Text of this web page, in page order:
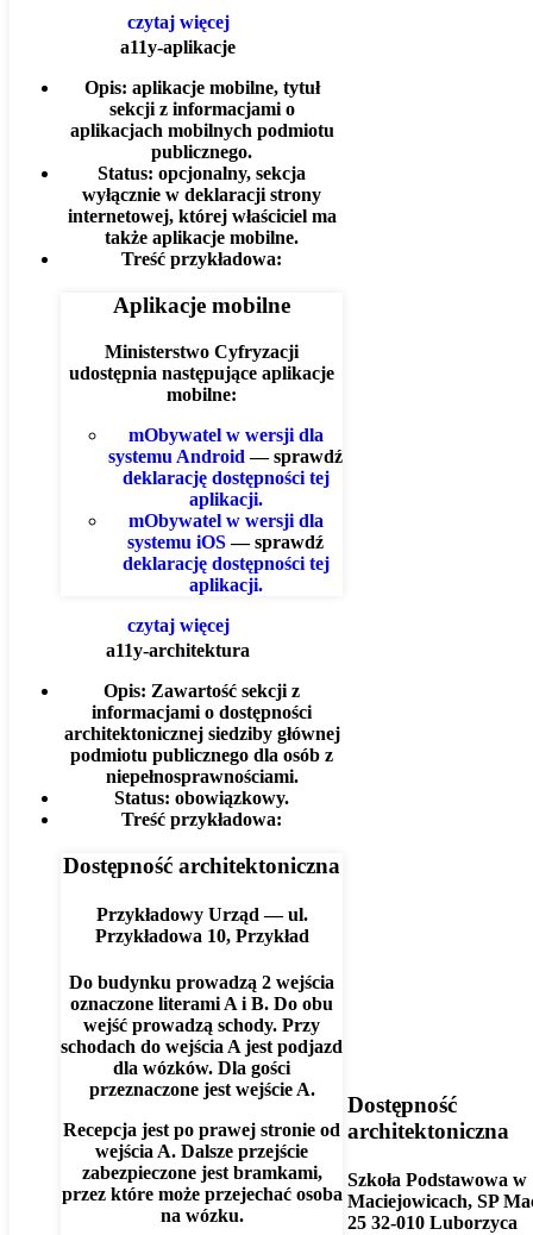
czytaj więcej
a11y-aplikacje
Opis: aplikacje mobilne, tytuł
sekcji z informacjami o
aplikacjach mobilnych podmiotu
publicznego.
Status: opcjonalny, sekcja
wyłącznie w deklaracji strony
internetowej, której właściciel ma
także aplikacje mobilne.
Treść przykładowa:
Aplikacje mobilne
Ministerstwo Cyfryzacji
udostępnia następujące aplikacje
mobilne:
mObywatel w wersji dla
systemu Android — sprawdź
deklarację dostępności tej
aplikacji.
mObywatel w wersji dla
systemu iOS— sprawdź
deklarację dostępności tej
aplikacji.
czytaj więcej
a11y-architektura
Opis: Zawartość sekcji z
informacjami o dostępności
architektonicznej siedziby głównej
podmiotu publicznego dla osób z
niepełnosprawnościami.
Status: obowiązkowy.
Treść przykładowa:
Dostępność architektoniczna
Przykładowy Urząd — ul.
Przykładowa 10, Przykład
Do budynku prowadzą 2 wejścia
oznaczone literami A i B. Do obu
wejść prowadzą schody. Przy
schodach do wejścia A jest podjazd
dla wózków. Dla gości
przeznaczone jest wejście A.
Recepcja jest po prawej stronie od
wejścia A. Dalsze przejście
zabezpieczone jest bramkami,
przez które może przejechać osoba
na wózku.
Dostępność
architektoniczna
Szkoła Podstawowa w
Maciejowicach, SP
25 32-010 Luborzyca